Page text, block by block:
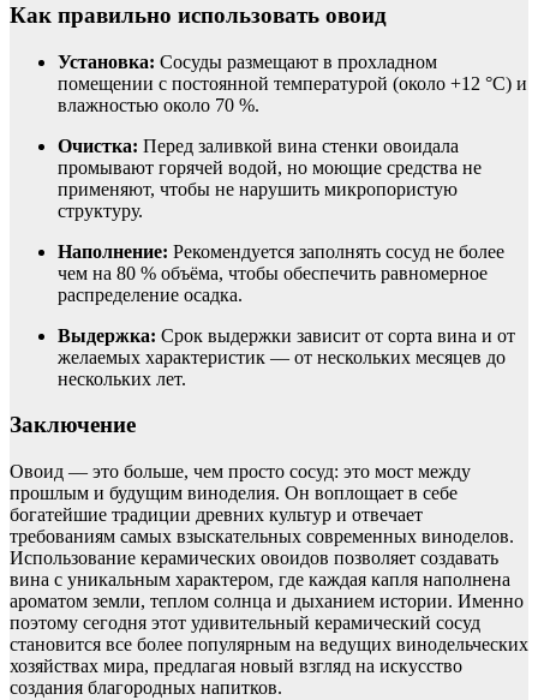
Как правильно использовать овоид
Установка: Сосуды размещают в прохладном
помещении с постоянной температурой (около +12 °C) и
влажностью около 70 %.
Очистка: Перед заливкой вина стенки овоидала
промывают горячей водой, но моющие средства не
применяют, чтобы не нарушить микропористую
структуру.
Наполнение: Рекомендуется заполнять сосуд не более
чем на 80 % объёма, чтобы обеспечить равномерное
распределение осадка.
Выдержка: Срок выдержки зависит от сорта вина и от
желаемых характеристик — от нескольких месяцев до
нескольких лет.
Заключение
Овоид — это больше, чем просто сосуд: это мост между
прошлым и будущим виноделия. Он воплощает в себе
богатейшие традиции древних культур и отвечает
требованиям самых взыскательных современных виноделов.
Использование керамических овоидов позволяет создавать
вина с уникальным характером, где каждая капля наполнена
ароматом земли, теплом солнца и дыханием истории. Именно
поэтому сегодня этот удивительный керамический сосуд
становится все более популярным на ведущих винодельческих
хозяйствах мира, предлагая новый взгляд на искусство
создания благородных напитков.